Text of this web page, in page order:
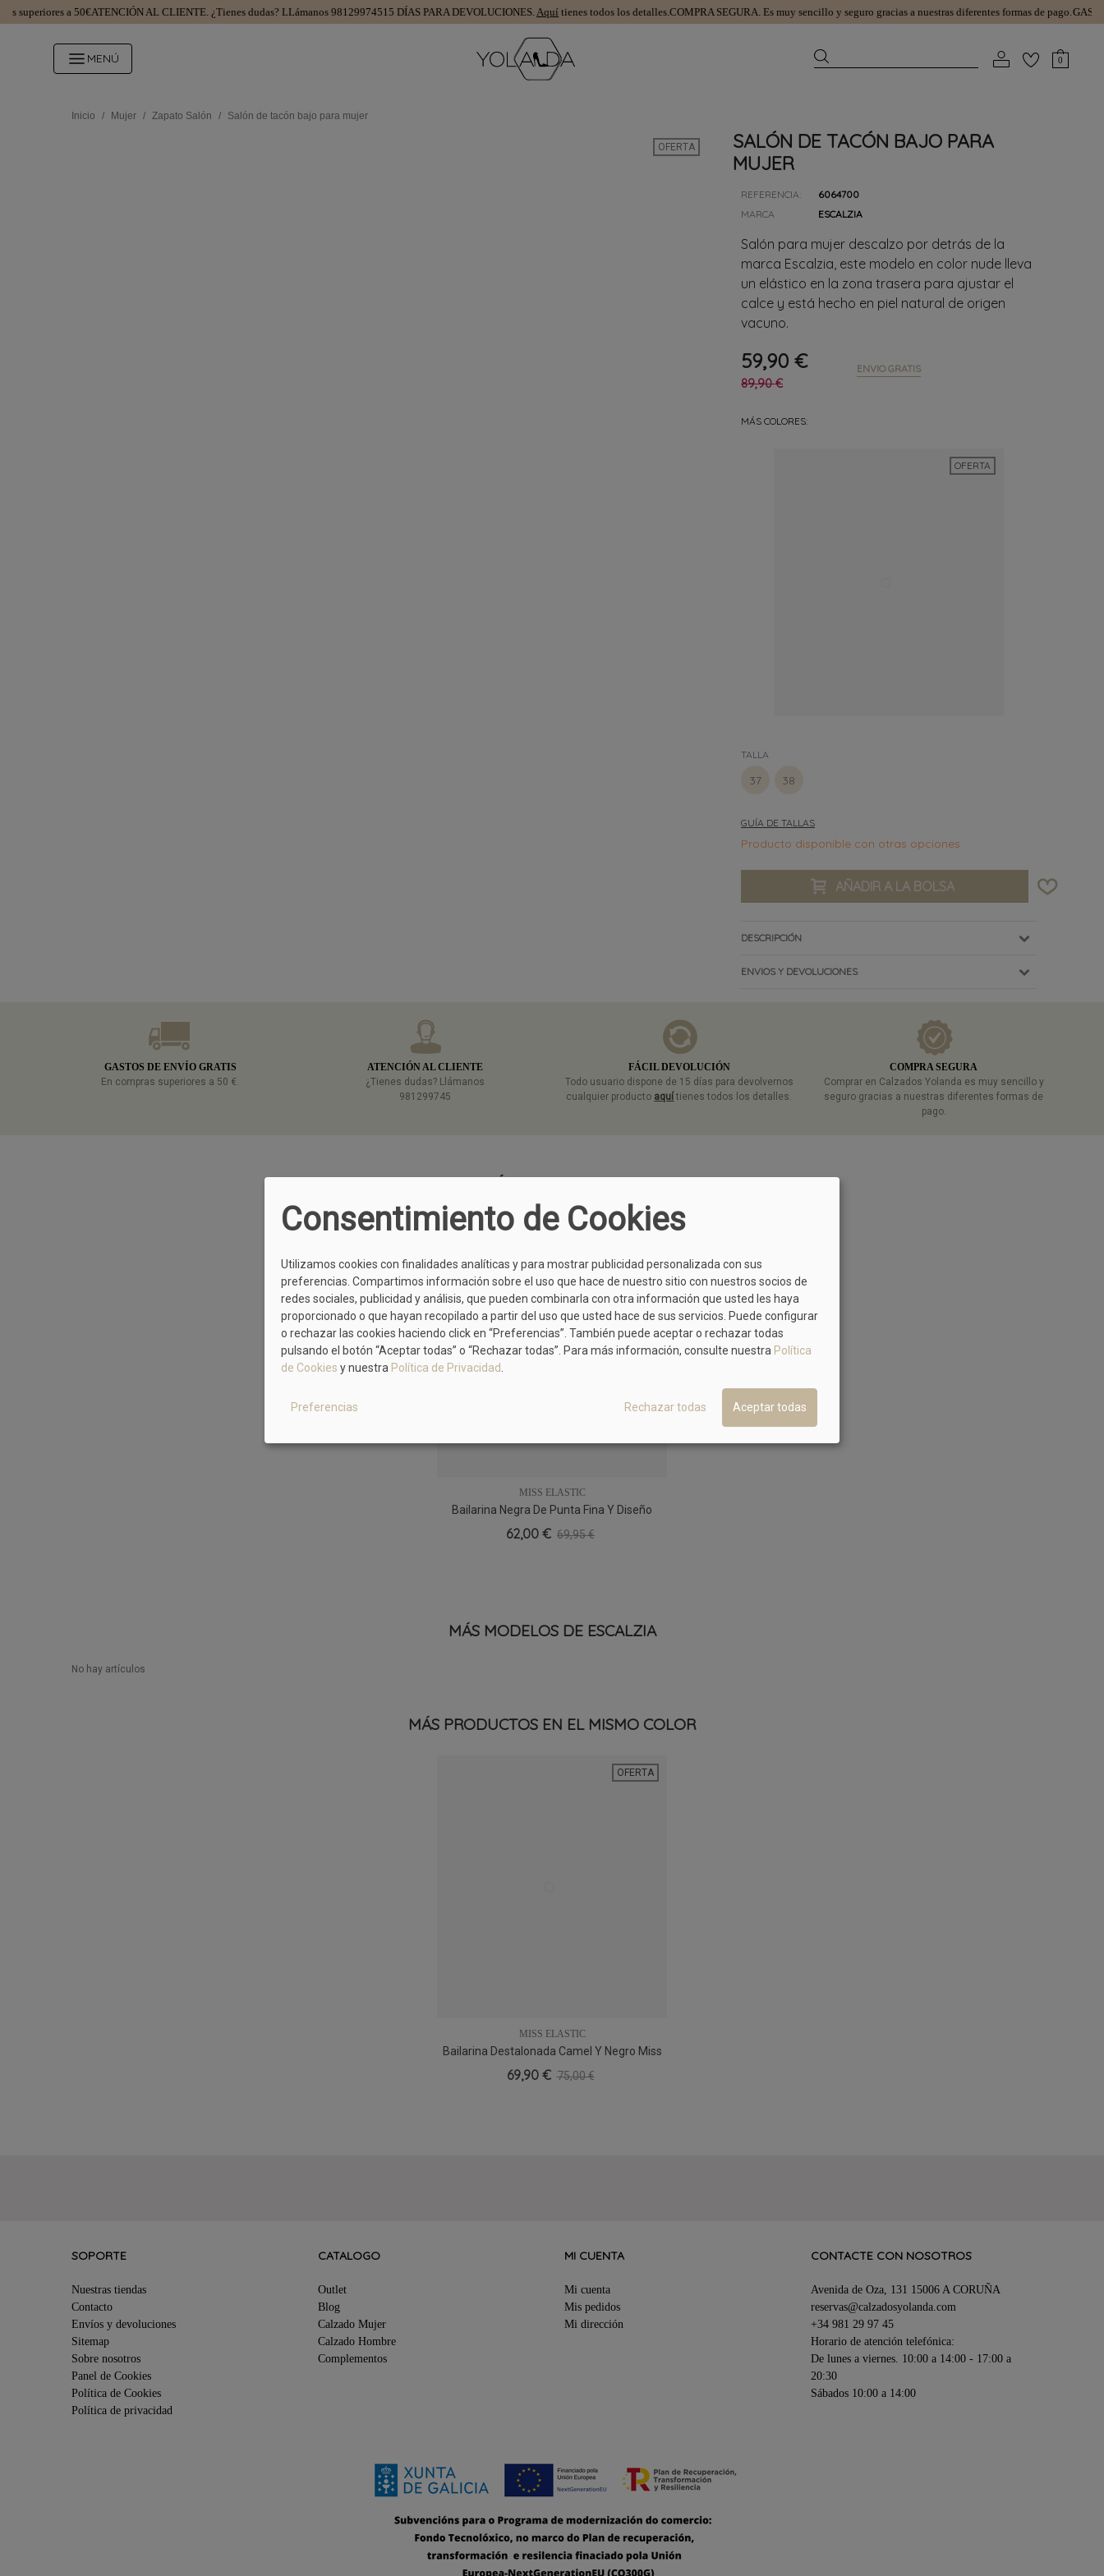
a 50€ATENCIÓN AL CLIENTE.¿Tienes dudas? LLámanos 98129974515 DÍAS PARA DEVOLUCIONES.Aquítienes todos los detalles.COMPRA SEGURA.Es muy sencillo y seguro gracias a nuestras diferentes formas de pago.GASTOS
MENÚ 0
Inicio / Mujer / Zapato Salón / Salón de tacón bajo para mujer
OFERTA
SALÓN DE TACÓN BAJO PARA
MUJER
REFERENCIA:
6064700
MARCA
ESCALZIA
Salón para mujer descalzo por detrás de la
marca Escalzia, este modelo en color nude lleva
un elástico en la zona trasera para ajustar el
calce y está hecho en piel natural de origen
vacuno.
59,90 €
89,90 €
ENVIO GRATIS
MÁS COLORES:
OFERTA
TALLA
37 38
GUÍA DE TALLAS
Producto disponible con otras opciones
AÑADIR A LA BOLSA
DESCRIPCIÓN
ENVIOS Y DEVOLUCIONES
GASTOS DE ENVÍO GRATIS
En compras superiores a 50 €.
ATENCIÓN AL CLIENTE
¿Tienes dudas? Llámanos
981299745
FÁCIL DEVOLUCIÓN
Todo usuario dispone de 15 días para devolvernos
cualquier producto aquí tienes todos los detalles.
COMPRA SEGURA
Comprar en Calzados Yolanda es muy sencillo y
seguro gracias a nuestras diferentes formas de
pago.
TAMBIÉN TE PUEDE GUSTAR
OFERTA
36 37 38 39 40 41
MISS ELASTIC
Bailarina Negra De Punta Fina Y Diseño
Elástico.
62,00 € 69,95 €
MÁS MODELOS DE ESCALZIA
No hay artículos
MÁS PRODUCTOS EN EL MISMO COLOR
OFERTA
36 37 38 39 41
MISS ELASTIC
Bailarina Destalonada Camel Y Negro Miss
Elastic 075010
69,90 € 75,00 €
SOPORTE
Nuestras tiendas
Contacto
Envíos y devoluciones
Sitemap
Sobre nosotros
Panel de Cookies
Política de Cookies
Política de privacidad
CATALOGO
Outlet
Blog
Calzado Mujer
Calzado Hombre
Complementos
MI CUENTA
Mi cuenta
Mis pedidos
Mi dirección
CONTACTE CON NOSOTROS
Avenida de Oza, 131 15006 A CORUÑA
reservas@calzadosyolanda.com
+34 981 29 97 45
Horario de atención telefónica:
De lunes a viernes. 10:00 a 14:00 - 17:00 a
20:30
Sábados 10:00 a 14:00
Consentimiento de Cookies
Utilizamos cookies con finalidades analíticas y para mostrar publicidad personalizada con sus
preferencias. Compartimos información sobre el uso que hace de nuestro sitio con nuestros socios de
redes sociales, publicidad y análisis, que pueden combinarla con otra información que usted les haya
proporcionado o que hayan recopilado a partir del uso que usted hace de sus servicios. Puede configurar
o rechazar las cookies haciendo click en “Preferencias”. También puede aceptar o rechazar todas
pulsando el botón “Aceptar todas” o “Rechazar todas”. Para más información, consulte nuestra Política
de Cookies y nuestra Política de Privacidad
Preferencias Rechazar todas Aceptar todas